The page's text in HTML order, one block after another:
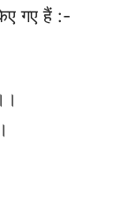
गए हैं :-